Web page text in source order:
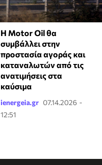
Η Motor Oil θα
συμβάλλει στην
προστασία αγοράς και
καταναλωτών από τις
ανατιμήσεις στα
καύσιμα
ienergeia.gr 07.14.2026 -
12:51